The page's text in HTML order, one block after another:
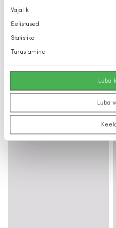
Nõusoleku
valik
Vajalik
Eelistused
Statistika
Turustamine
Luba
Luba